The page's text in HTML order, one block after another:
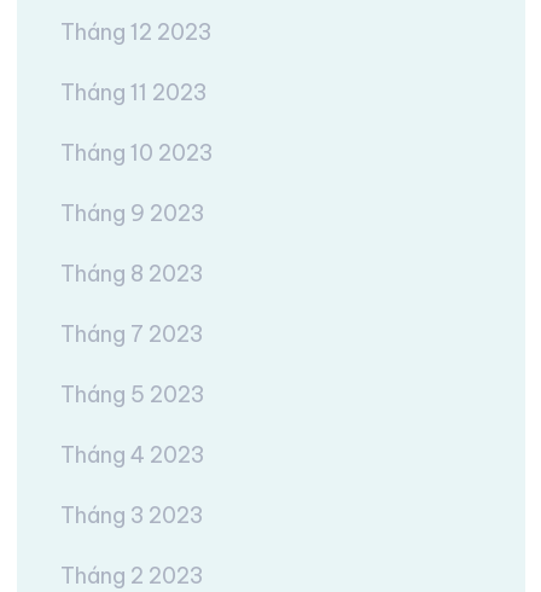
Tháng 12 2023
Tháng 11 2023
Tháng 10 2023
Tháng 9 2023
Tháng 8 2023
Tháng 7 2023
Tháng 5 2023
Tháng 4 2023
Tháng 3 2023
Tháng 2 2023